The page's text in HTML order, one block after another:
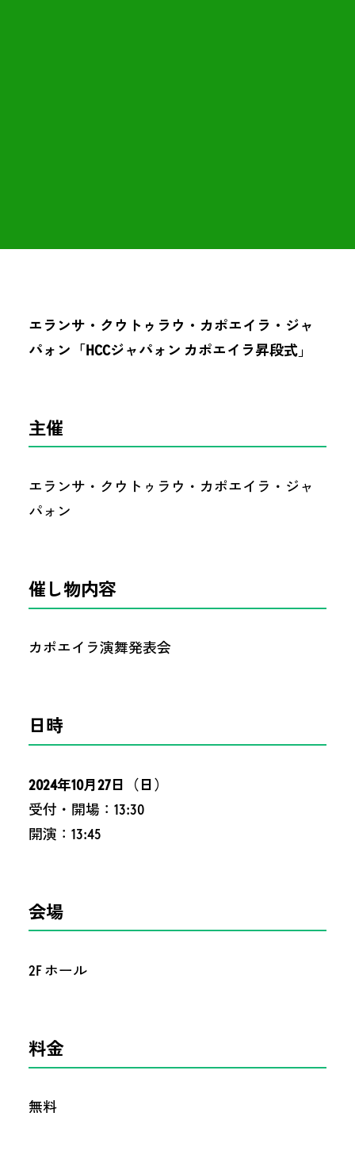
エランサ・クウトゥラウ・カポエイラ・ジャ
パォン「HCCジャパォン カポエイラ昇段式」
主催
エランサ・クウトゥラウ・カポエイラ・ジャ
パォン
催し物内容
カポエイラ演舞発表会
日時
2024年10月27日（日）
受付・開場：13:30
開演：13:45
会場
2F ホール
料金
無料